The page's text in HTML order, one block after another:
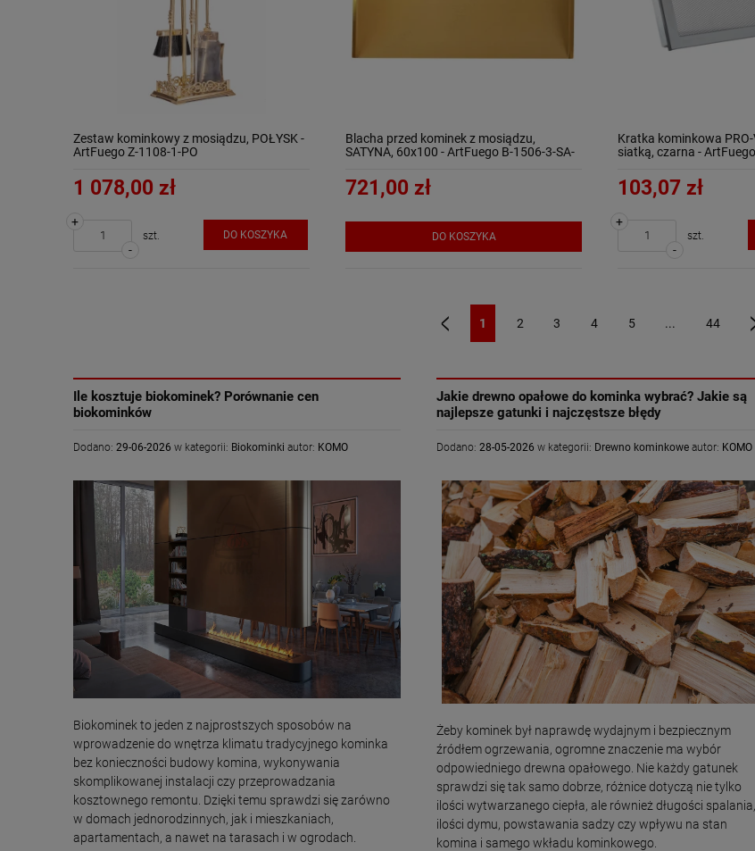
Ile kosztuje biokominek? Porównanie cen
biokominków
Dodano: 29-06-2026 w kategorii: Biokominki autor: KOMO
Biokominek to jeden z najprostszych sposobów na
wprowadzenie do wnętrza klimatu tradycyjnego kominka
bez konieczności budowy komina, wykonywania
skomplikowanej instalacji czy przeprowadzania
kosztownego remontu. Dzięki temu sprawdzi się zarówno
w domach jednorodzinnych, jak i mieszkaniach,
apartamentach, a nawet na tarasach i w ogrodach.
Jakie drewno opałowe do kominka wybrać? Jakie są
najlepsze gatunki i najczęstsze błędy
Dodano: 28-05-2026 w kategorii: Drewno kominkoweautor: KOMO
Żeby kominek był naprawdę wydajnym i bezpiecznym
źródłem ogrzewania, ogromne znaczenie ma wybór
odpowiedniego drewna opałowego. Nie każdy gatunek
sprawdzi się tak samo dobrze, różnice dotyczą nie tylko
ilości wytwarzanego ciepła, ale również długości spalania,
ilości dymu, powstawania sadzy czy wpływu na stan
komina i samego wkładu kominkowego.
Zestaw kominkowy z mosiądzu, POŁYSK -
ArtFuego Z-1108-1-PO
1 078,00 zł
-
+
szt. DO KOSZYKA
Blacha przed kominek z mosiądzu,
SATYNA, 60x100 - ArtFuego B-1506-3-SA-
721,00 zł
DO KOSZYKA
Kratka kominkowa
siatką, czarna - ArtFuego
103,07 zł
-
+
szt.
1 2 3 4 5 ... 44